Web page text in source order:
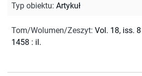
Typ obiektu: Artykuł
Tom/Wolumen/Zeszyt: Vol. 18, iss.
1458 : il.